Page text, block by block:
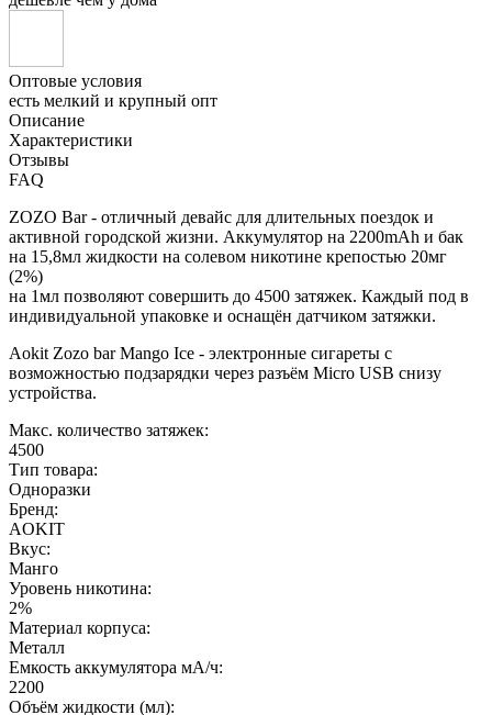
Оптовые условия
есть мелкий и крупный опт
Описание
Характеристики
Отзывы
FAQ
ZOZO Bar - отличный девайс для длительных поездок и
активной городской жизни. Аккумулятор на 2200mAh и бак
на 15,8мл жидкости на солевом никотине крепостью 20мг
(2%)
на 1мл позволяют совершить до 4500 затяжек. Каждый под в
индивидуальной упаковке и оснащён датчиком затяжки.
Aokit Zozo bar Mango Ice - электронные сигареты с
возможностью подзарядки через разъём Micro USB снизу
устройства.
Макс. количество затяжек:
4500
Тип товара:
Одноразки
Бренд:
AOKIT
Вкус:
Манго
Уровень никотина:
2%
Материал корпуса:
Металл
Емкость аккумулятора мА/ч:
2200
Объём жидкости (мл):